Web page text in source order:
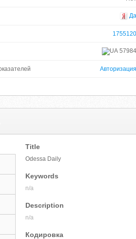
Да
1755120
57984
Авторизация
Title
Odessa Daily
Keywords
n/a
Description
n/a
Кодировка